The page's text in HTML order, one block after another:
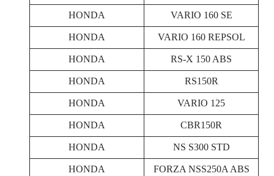
HONDA
VARIO 160 SE
HONDA
VARIO 160 REPSOL
HONDA
RS-X 150 ABS
HONDA
RS150R
HONDA
VARIO 125
HONDA
CBR150R
HONDA
NS S300 STD
HONDA
FORZA NSS250A ABS